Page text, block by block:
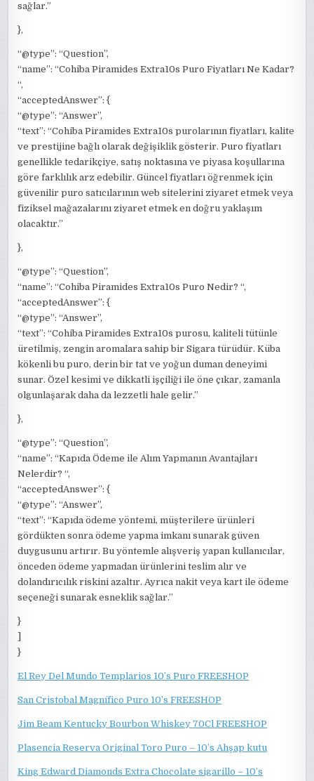
sağlar.”
},
“@type”: “Question”,
“name”: “Cohiba Piramides Extra10s Puro Fiyatları Ne Kadar?
“,
“acceptedAnswer”: {
“@type”: “Answer”,
“text”: “Cohiba Piramides Extra10s purolarının fiyatları, kalite
ve prestijine bağlı olarak değişiklik gösterir. Puro fiyatları
genellikle tedarikçiye, satış noktasına ve piyasa koşullarına
göre farklılık arz edebilir. Güncel fiyatları öğrenmek için
güvenilir puro satıcılarının web sitelerini ziyaret etmek veya
fiziksel mağazalarını ziyaret etmek en doğru yaklaşım
olacaktır.”
},
“@type”: “Question”,
“name”: “Cohiba Piramides Extra10s Puro Nedir? “,
“acceptedAnswer”: {
“@type”: “Answer”,
“text”: “Cohiba Piramides Extra10s purosu, kaliteli tütünle
üretilmiş, zengin aromalara sahip bir Sigara türüdür. Küba
kökenli bu puro, derin bir tat ve yoğun duman deneyimi
sunar. Özel kesimi ve dikkatli işçiliği ile öne çıkar, zamanla
olgunlaşarak daha da lezzetli hale gelir.”
},
“@type”: “Question”,
“name”: “Kapıda Ödeme ile Alım Yapmanın Avantajları
Nelerdir? “,
“acceptedAnswer”: {
“@type”: “Answer”,
“text”: “Kapıda ödeme yöntemi, müşterilere ürünleri
gördükten sonra ödeme yapma imkanı sunarak güven
duygusunu artırır. Bu yöntemle alışveriş yapan kullanıcılar,
önceden ödeme yapmadan ürünlerini teslim alır ve
dolandırıcılık riskini azaltır. Ayrıca nakit veya kart ile ödeme
seçeneği sunarak esneklik sağlar.”
}
}
El Rey Del Mundo Templarios 10’s Puro FREESHOP
San Cristobal Magnífico Puro 10’s FREESHOP
Jim Beam Kentucky Bourbon Whiskey 70Cl FREESHOP
Plasencia Reserva Original Toro Puro – 10’s Ahşap kutu
King Edward Diamonds Extra Chocolate sigarillo – 10’s